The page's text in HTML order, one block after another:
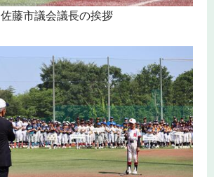
佐藤市議会議長の挨拶